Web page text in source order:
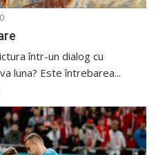
0
într-un dialog cu
luna? Este întrebarea...